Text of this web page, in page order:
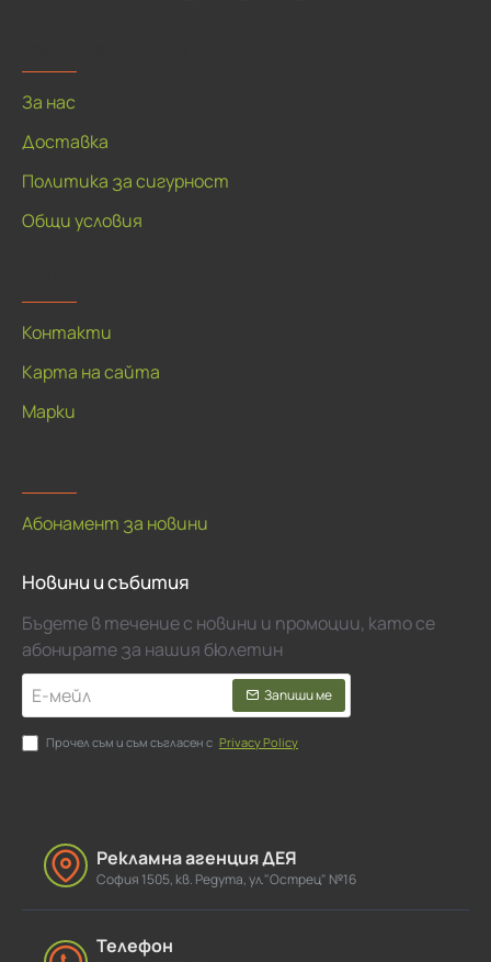
За нас
Доставка
Политика за сигурност
Общи условия
Контакти
Карта на сайта
Марки
Абонамент за новини
Новини и събития
Бъдете в течение с новини и промоции, като се
абонирате за нашия бюлетин
Е-
мейл
Запиши ме
Прочел съм и съм съгласен с Privacy Policy
Рекламна агенция ДЕЯ
София 1505, кв. Редута, ул."Острец" №16
Телефон